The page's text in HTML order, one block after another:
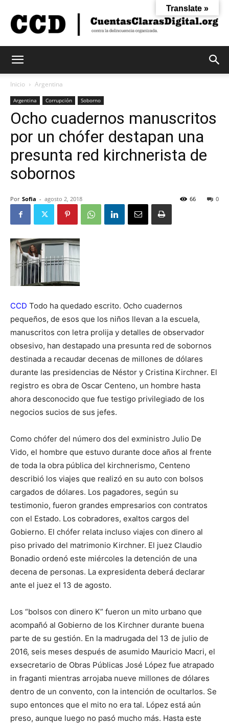
Claras
Digital
Inicio Argentina
Argentina Corrupción Soborno
Ocho cuadernos manuscritos
por un chófer destapan una
presunta red kirchnerista de
sobornos
Por Sofia - agosto 2, 2018 0
66
CCD Todo ha quedado escrito. Ocho cuadernos
pequeños, de esos que los niños llevan a la escuela,
manuscritos con letra prolija y detalles de observador
obsesivo, han destapado una presunta red de sobornos
destinada a recaudar decenas de millones de dólares
durante las presidencias de Néstor y Cristina Kirchner. El
registro es obra de Oscar Centeno, un hombre hasta
ahora desconocido que fue testigo privilegiado de los
negocios sucios de sus jefes.
Como chófer del número dos del exministro Julio De
Vido, el hombre que estuvo durante doce años al frente
de toda la obra pública del kirchnerismo, Centeno
describió los viajes que realizó en su auto con bolsos
cargados de dólares. Los pagadores, según su
testimonio, fueron grandes empresarios con contratos
con el Estado. Los cobradores, exaltos cargos del
Gobierno. El chófer relata incluso viajes con dinero al
piso privado del matrimonio Kirchner. El juez Claudio
Bonadio ordenó este miércoles la detención de una
decena de personas. La expresidenta deberá declarar
ante el juez el 13 de agosto.
Los “bolsos con dinero K” fueron un mito urbano que
acompañó al Gobierno de los Kirchner durante buena
parte de su gestión. En la madrugada del 13 de julio de
2016, seis meses después de asumido Mauricio Macri, el
exsecretario de Obras Públicas José López fue atrapado
in fraganti mientras arrojaba nueve millones de dólares
dentro de un convento, con la intención de ocultarlos. Se
supo entonces que el mito no era tal. López está aún
preso, aunque luego no pasó mucho más. Hasta este
Translate »